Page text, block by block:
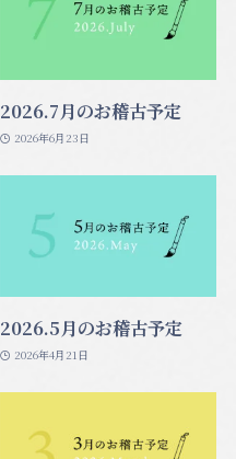
2026.7月のお稽古予定
2026年6月23日
2026.5月のお稽古予定
2026年4月21日